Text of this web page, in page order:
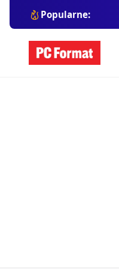
Popularne: